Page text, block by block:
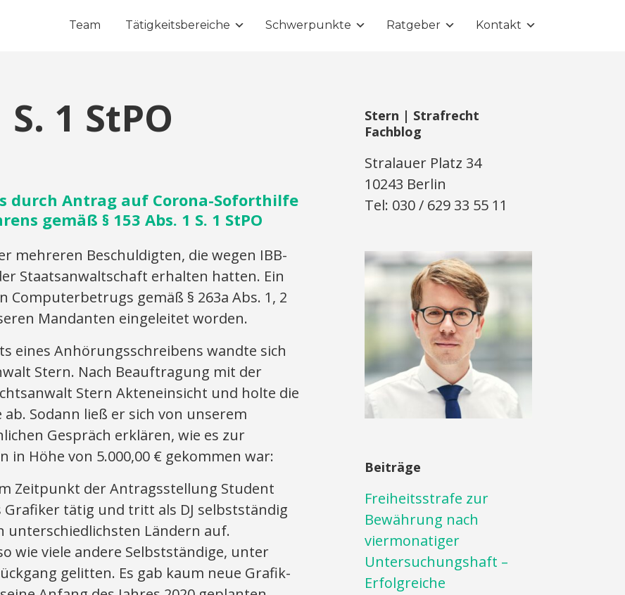
Team Tätigkeitsbereiche Schwerpunkte Ratgeber Kontakt
1 StPO
durch Antrag auf Corona-Soforthilfe
gemäß § 153 Abs. 1 S. 1 StPO
mehreren Beschuldigten, die wegen IBB-
Staatsanwaltschaft erhalten hatten. Ein
gemäß § 263a Abs. 1, 2
Mandanten eingeleitet worden.
eines Anhörungsschreibens wandte sich
Stern. Nach Beauftragung mit der
Stern Akteneinsicht und holte die
Sodann ließ er sich von unserem
Gespräch erklären, wie es zur
in Höhe von 5.000,00 € gekommen war:
Zeitpunkt der Antragsstellung Student
tätig und tritt als DJ selbstständig
unterschiedlichsten Ländern auf.
wie viele andere Selbstständige, unter
gelitten. Es gab kaum neue Grafik-
Stern | Strafrecht
Fachblog
Stralauer Platz 34
10243 Berlin
Tel: 030 / 629 33 55 11
Beiträge
Freiheitsstrafe zur
Bewährung nach
viermonatiger
Untersuchungshaft –
Erfolgreiche